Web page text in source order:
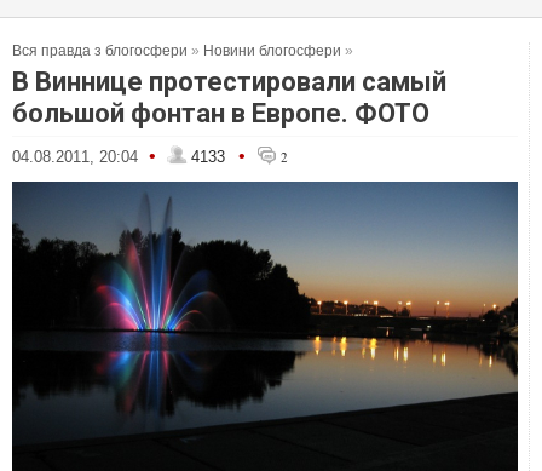
Вся правда з блогосфери » Новини блогосфери »
В Виннице протестировали самый
большой фонтан в Европе. ФОТО
04.08.2011, 20:04 • 4133 • 2